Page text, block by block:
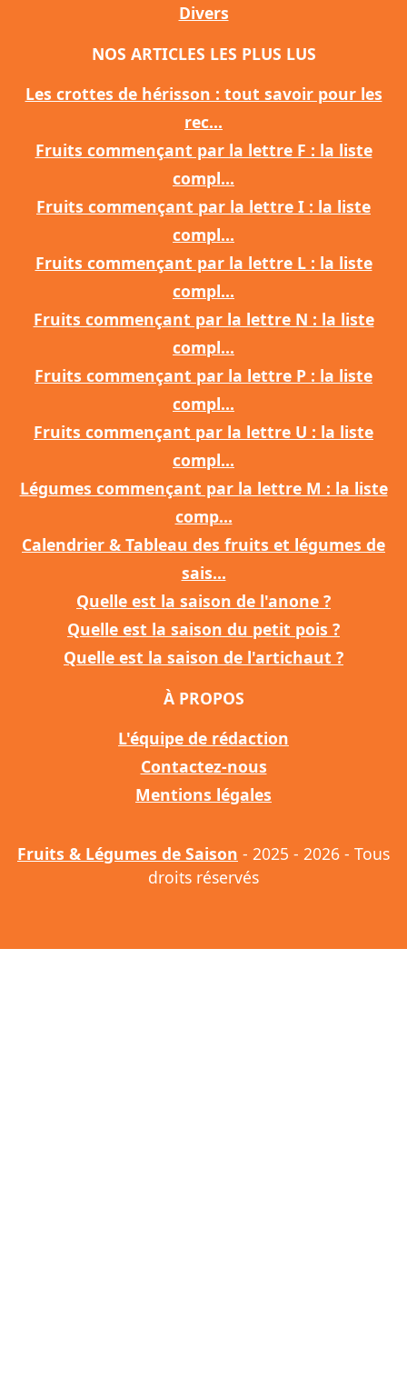
Divers
NOS ARTICLES LES PLUS LUS
Les crottes de hérisson : tout savoir pour les
rec...
Fruits commençant par la lettre F : la liste
compl...
Fruits commençant par la lettre I : la liste
compl...
Fruits commençant par la lettre L : la liste
compl...
Fruits commençant par la lettre N : la liste
compl...
Fruits commençant par la lettre P : la liste
compl...
Fruits commençant par la lettre U : la liste
compl...
Légumes commençant par la lettre M : la liste
comp...
Calendrier & Tableau des fruits et légumes de
sais...
Quelle est la saison de l'anone ?
Quelle est la saison du petit pois ?
Quelle est la saison de l'artichaut ?
À PROPOS
L'équipe de rédaction
Contactez-nous
Mentions légales
Fruits & Légumes de Saison - 2025 - 2026 - Tous
droits réservés